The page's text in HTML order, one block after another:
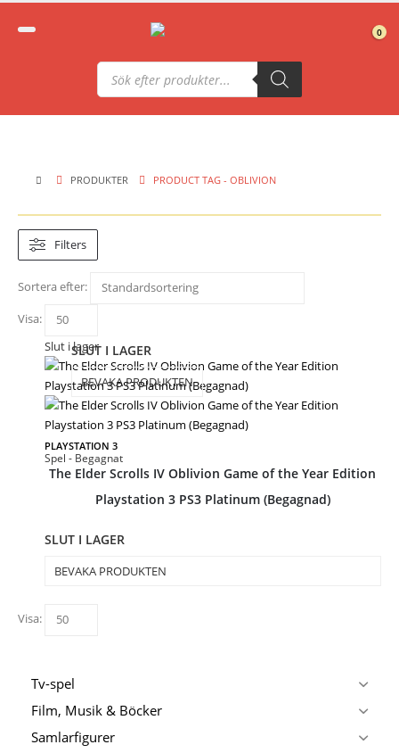
0
Produktsökning
PRODUKTER PRODUCT TAG -OBLIVION
Filters
Sortera efter:
Visa:
Slut i lager
PLAYSTATION 3
Spel - Begagnat
SLUT I LAGER
BEVAKA PRODUKTEN
The Elder Scrolls IV Oblivion Game of the Year Edition
Playstation 3 PS3 Platinum (Begagnad)
SLUT I LAGER
BEVAKA PRODUKTEN
Visa:
Tv-spel
Film, Musik & Böcker
Samlarfigurer